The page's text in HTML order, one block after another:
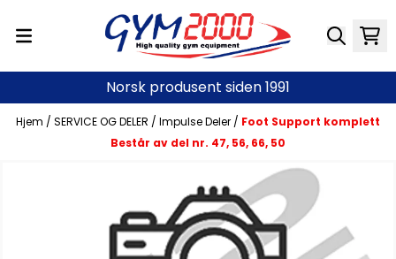
Norsk produsent siden 1991
Hjem / SERVICE OG DELER / Impulse Deler / Foot Support komplett
Består av del nr. 47, 56, 66, 50